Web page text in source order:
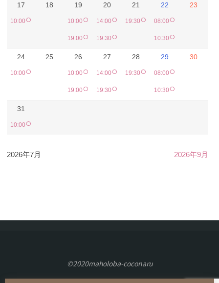
17
10:00○
18 19
10:00○
19:00○
20
14:00○
19:30○
21
19:30○
22
08:00○
10:30○
23
24
10:00○
25 26
10:00○
19:00○
27
14:00○
19:30○
28
19:30○
29
08:00○
10:30○
30
31
10:00○
2026年7月 2026年9月
©2020maholoba-coconaru